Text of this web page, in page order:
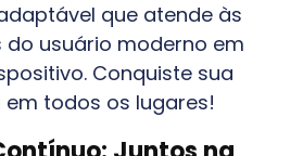
que atende às
usuário moderno em
Conquiste sua
em todos os lugares!